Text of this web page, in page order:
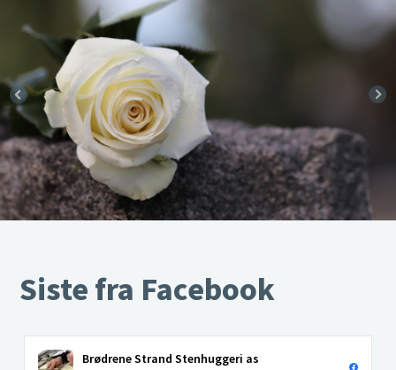
Siste fra Facebook
Brødrene Strand Stenhuggeri as